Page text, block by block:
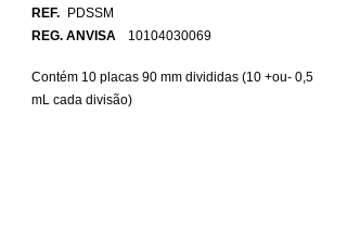
REF.
PDSSM
REG. ANVISA
10104030069
Contém 10 placas 90 mm divididas (10 +ou- 0,5
mL cada divisão)